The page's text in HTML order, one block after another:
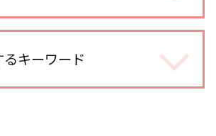
で
査 割合
犯罪歴
方法キーワード